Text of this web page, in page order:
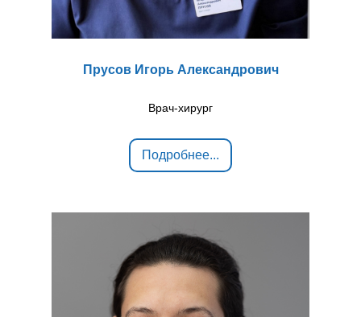
Прусов Игорь Александрович
Врач-хирург
Подробнее...